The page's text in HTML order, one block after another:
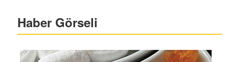
Haber Görseli